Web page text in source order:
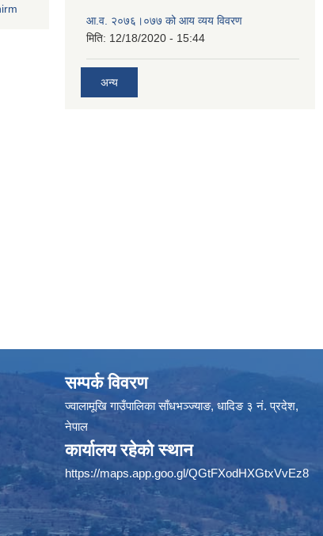
आ.व. २०७६।०७७ को आय व्यय विवरण
मिति: 12/18/2020 - 15:44
अन्य
सम्पर्क विवरण
ज्वालामूखि गाउँपालिका साँधभञ्ज्याङ, धादिङ ३ नं. प्रदेश,
नेपाल
कार्यालय रहेको स्थान
https://maps.app.goo.gl/QGtFXodHXGtxVvEz8